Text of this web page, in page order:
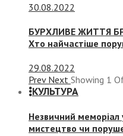
30.08.2022
БУРХЛИВЕ ЖИТТЯ
Хто найчастіше
29.08.2022
Prev Next Showing 1
КУЛЬТУРА
Незвичний меморіал
мистецтво чи